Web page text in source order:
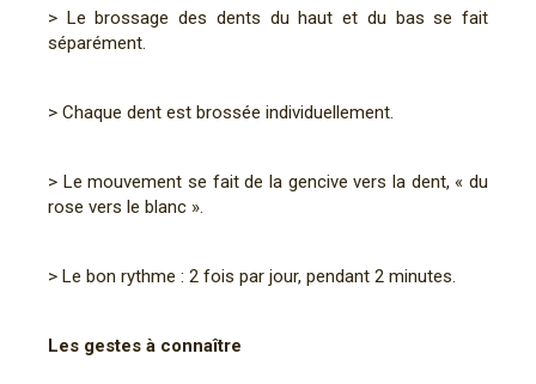
> Le brossage des dents du haut et du bas se fait
séparément.
> Chaque dent est brossée individuellement.
> Le mouvement se fait de la gencive vers la dent, « du
rose vers le blanc ».
> Le bon rythme : 2 fois par jour, pendant 2 minutes.
Les gestes à connaître